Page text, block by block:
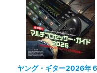
ヤング・ギター2026年６